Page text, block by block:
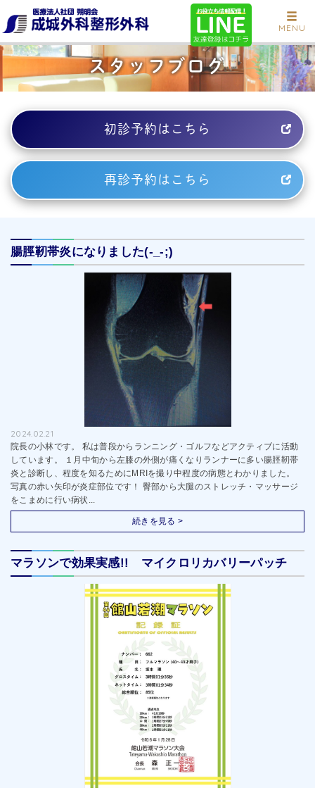
MENU
スタッフブログ
初診予約はこちら
再診予約はこちら
腸脛靭帯炎になりました(-_-;)
2024.02.21
院長の小林です。 私は普段からランニング・ゴルフなどアクティブに活動
しています。 １月中旬から左膝の外側が痛くなりランナーに多い腸脛靭帯
炎と診断し、程度を知るためにMRIを撮り中程度の病態とわかりました。
写真の赤い矢印が炎症部位です！ 臀部から大腿のストレッチ・マッサージ
をこまめに行い病状...
続きを見る >
マラソンで効果実感!! マイクロリカバリーパッチ